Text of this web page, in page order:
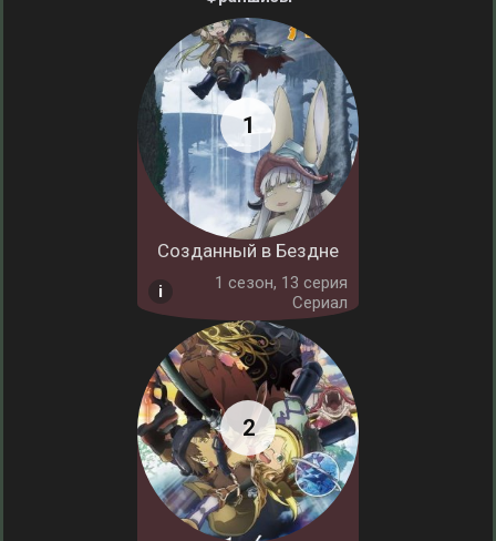
Созданный в Бездне
1 cезон, 13 серия
Сериал